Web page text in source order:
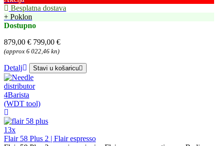
Besplatna dostava
+ Poklon
Dostupno
879,00 € 799,00 €
(approx 6 022,46 kn)
Detalj Stavi u košaricu
13x
Flair 58 Plus 2 | Flair espresso